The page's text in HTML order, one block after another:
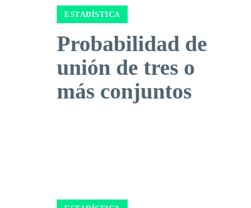
ESTADÍSTICA
Probabilidad de
unión de tres o
más conjuntos